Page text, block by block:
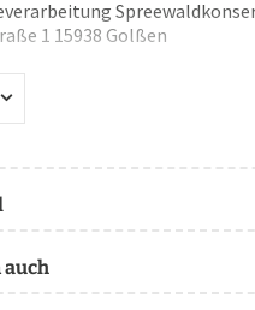
1 15938 Golßen